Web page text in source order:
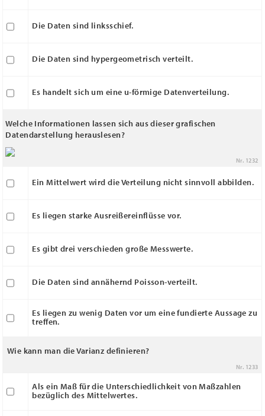
Die Daten sind linksschief.
Die Daten sind hypergeometrisch verteilt.
Es handelt sich um eine u-förmige Datenverteilung.
Welche Informationen lassen sich aus dieser grafischen
Datendarstellung herauslesen?
Nr. 1232
Ein Mittelwert wird die Verteilung nicht sinnvoll abbilden.
Es liegen starke Ausreißereinflüsse vor.
Es gibt drei verschieden große Messwerte.
Die Daten sind annähernd Poisson-verteilt.
Es liegen zu wenig Daten vor um eine fundierte Aussage zu
treffen.
Wie kann man die Varianz definieren?
Nr. 1233
Als ein Maß für die Unterschiedlichkeit von Maßzahlen
bezüglich des Mittelwertes.